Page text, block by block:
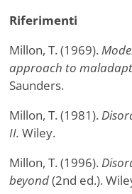
Riferimenti
Millon, T. (1969).
approach to
Saunders.
Millon, T. (1981).
II. Wiley.
Millon, T. (1996).
beyond(2nd ed.).